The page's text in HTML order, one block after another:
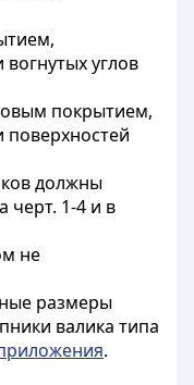
углов
покрытием,
поверхностей
должны
черт. 1-4 и в
не
размеры
валика типа
.